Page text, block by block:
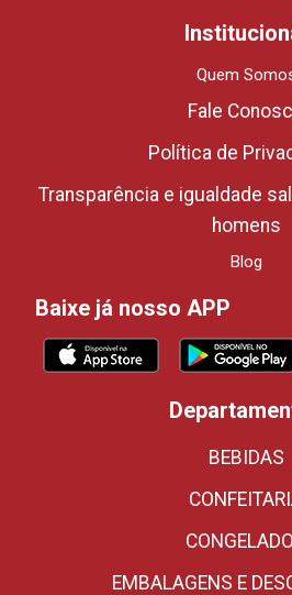
Quem
Fale
Política de
Transparência e igualdade
homens
Blog
Baixe já nosso APP
BEBIDAS
EMBALAGENS E